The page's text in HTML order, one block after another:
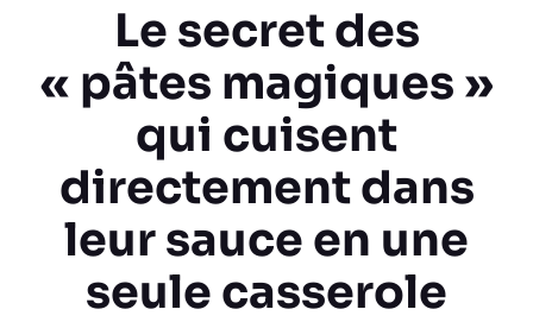
Le secret des
« pâtes magiques »
qui cuisent
directement dans
leur sauce en une
seule casserole